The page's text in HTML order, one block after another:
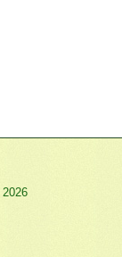
2026